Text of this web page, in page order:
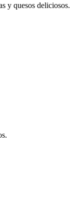
y quesos deliciosos.